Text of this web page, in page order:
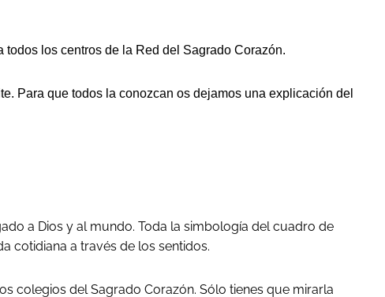
los centros de la Red del Sagrado Corazón.
Para que todos la conozcan os dejamos una explicación del
a Dios y al mundo. Toda la simbología del cuadro de
cotidiana a través de los sentidos.
colegios del Sagrado Corazón. Sólo tienes que mirarla